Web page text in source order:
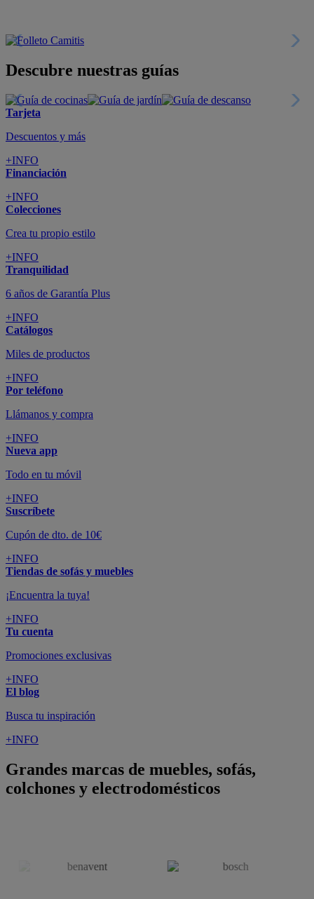
Descubre nuestras guías
Tarjeta
Descuentos y más
+INFO
Financiación
+INFO
Colecciones
Crea tu propio estilo
+INFO
Tranquilidad
6 años de Garantía Plus
+INFO
Catálogos
Miles de productos
+INFO
Por teléfono
Llámanos y compra
+INFO
Nueva app
Todo en tu móvil
+INFO
Suscríbete
Cupón de dto. de 10€
+INFO
Tiendas de sofás y muebles
¡Encuentra la tuya!
+INFO
Tu cuenta
Promociones exclusivas
+INFO
El blog
Busca tu inspiración
+INFO
Grandes marcas de muebles, sofás,
colchones y electrodomésticos